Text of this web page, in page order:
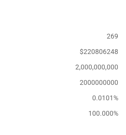
269
$220806248
2,000,000,000
2000000000
0.0101%
100.000%